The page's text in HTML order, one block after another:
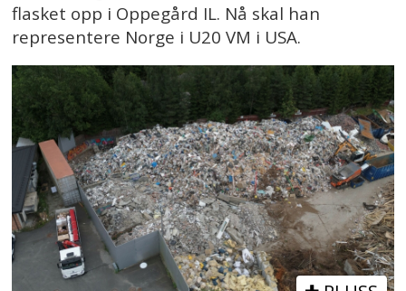
flasket opp i Oppegård IL. Nå skal han
representere Norge i U20 VM i USA.